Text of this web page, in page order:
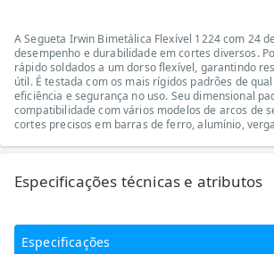
A Segueta Irwin Bimetálica Flexível 1224 com 24
desempenho e durabilidade em cortes diversos.
rápido soldados a um dorso flexível, garantindo
útil. É testada com os mais rígidos padrões de
eficiência e segurança no uso. Seu dimensional
compatibilidade com vários modelos de arcos de
cortes precisos em barras de ferro, alumínio,
Especificações técnicas e atributos
Especificações